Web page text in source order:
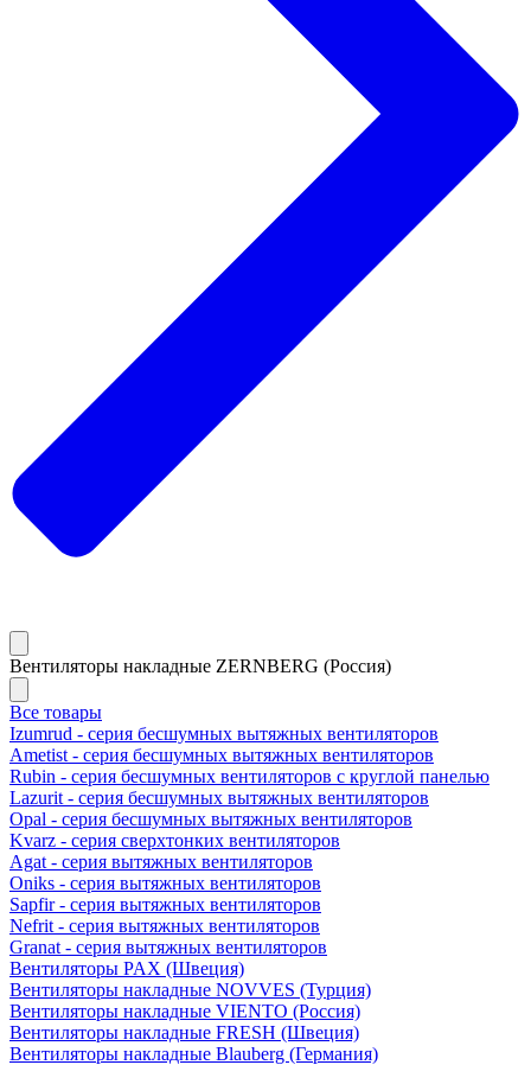
Вентиляторы накладные ZERNBERG (Россия)
Все товары
Izumrud - серия бесшумных вытяжных вентиляторов
Ametist - серия бесшумных вытяжных вентиляторов
Rubin - серия бесшумных вентиляторов с круглой панелью
Lazurit - серия бесшумных вытяжных вентиляторов
Opal - серия бесшумных вытяжных вентиляторов
Kvarz - серия сверхтонких вентиляторов
Agat - серия вытяжных вентиляторов
Oniks - серия вытяжных вентиляторов
Sapfir - серия вытяжных вентиляторов
Nefrit - серия вытяжных вентиляторов
Granat - серия вытяжных вентиляторов
Вентиляторы PAX (Швеция)
Вентиляторы накладные NOVVES (Турция)
Вентиляторы накладные VIENTO (Россия)
Вентиляторы накладные FRESH (Швеция)
Вентиляторы накладные Blauberg (Германия)